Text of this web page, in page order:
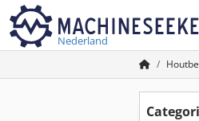
Nederland